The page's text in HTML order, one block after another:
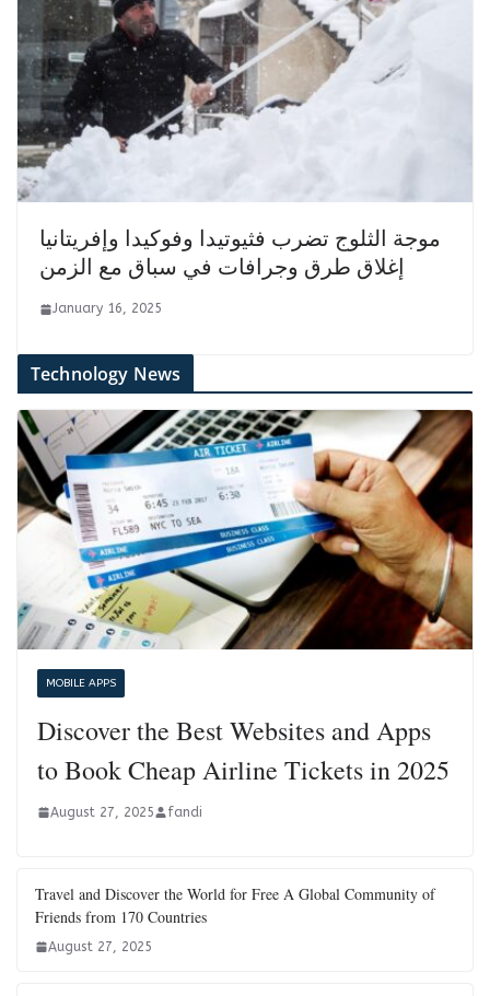
موجة الثلوج تضرب فثيوتيدا وفوكيدا وإفريتانيا
إغلاق طرق وجرافات في سباق مع الزمن
January 16, 2025
Technology News
MOBILE APPS
Discover the Best Websites and Apps
to Book Cheap Airline Tickets in 2025
August 27, 2025 fandi
Travel and Discover the World for Free A Global Community of
Friends from 170 Countries
August 27, 2025